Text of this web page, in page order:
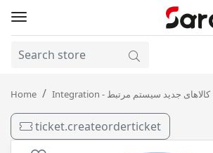
Home Integration - کالاهای جدید سیستم مرتبط
روغن موتور نیمه سنتتیک 50-20 ( 4 لیتری ) SL پلاستیکی سرکان
/ 4
ticket.createorderticket